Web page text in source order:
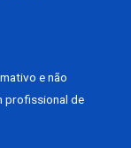
e não
profissional de